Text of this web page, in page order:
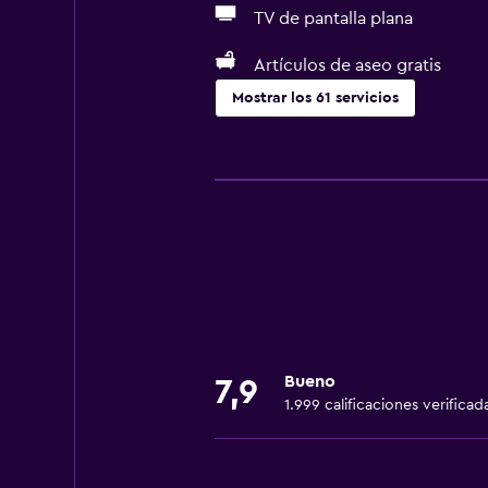
TV de pantalla plana
Artículos de aseo gratis
Mostrar los 61 servicios
Wifi gratis
Artículos de aseo gratis
7,9 Bueno
1.999 calificaciones